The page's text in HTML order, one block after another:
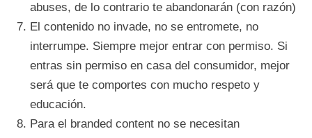
abuses, de lo contrario te abandonarán (con razón)
El contenido no invade, no se entromete, no
interrumpe. Siempre mejor entrar con permiso. Si
entras sin permiso en casa del consumidor, mejor
será que te comportes con mucho respeto y
educación.
Para el branded content no se necesitan